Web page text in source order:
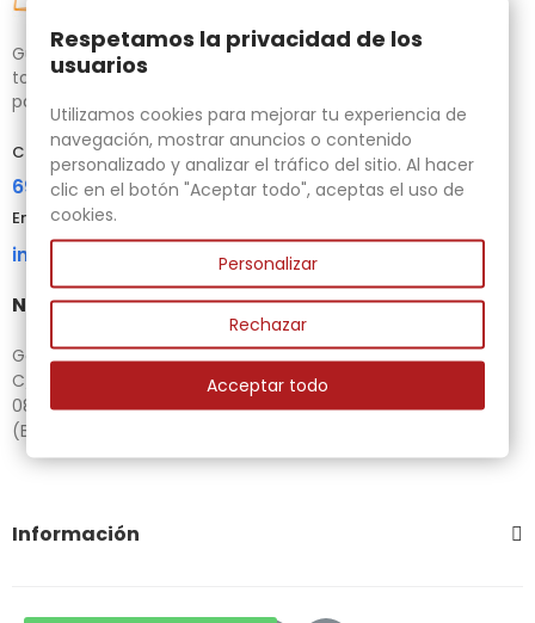
Gubias.com.es, tu tienda especializada en talla de madera,
tornos para bricolaje y maquinaria para la madera auxiliar
para tus necesidades.
Contacta con nosotros
696 95 85 58
Email
info@gubias.com.es
Nuestra tienda
Ganiveteria Rius
C/ Goleta, 11
08221 Terrassa
(Barcelona)
Información
Respetamos la privacidad de los
usuarios
Utilizamos cookies para mejorar tu experiencia de
navegación, mostrar anuncios o contenido
personalizado y analizar el tráfico del sitio. Al hacer
clic en el botón "Aceptar todo", aceptas el uso de
cookies.
Personalizar
Rechazar
Acceptar todo